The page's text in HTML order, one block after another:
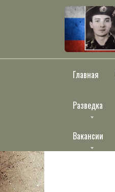
Главная
Разведка
Вакансии